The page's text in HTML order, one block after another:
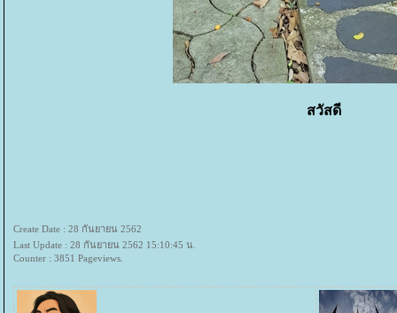
สวัสดี
Create Date : 28 กันยายน 2562
Last Update : 28 กันยายน 2562 15:10:45 น.
Counter : 3851 Pageviews.